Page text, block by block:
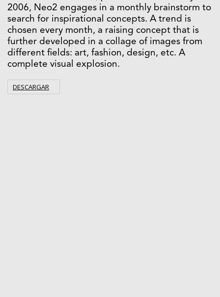
2006, Neo2 engages in a monthly brainstorm to
search for inspirational concepts. A trend is
chosen every month, a raising concept that is
further developed in a collage of images from
different fields: art, fashion, design, etc. A
complete visual explosion.
DESCARGAR